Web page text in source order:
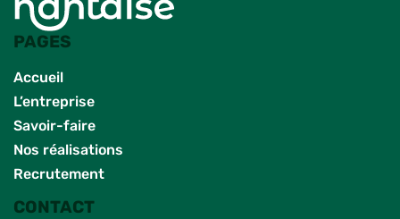
PAGES
Accueil
L’entreprise
Savoir-faire
Nos réalisations
Recrutement
CONTACT